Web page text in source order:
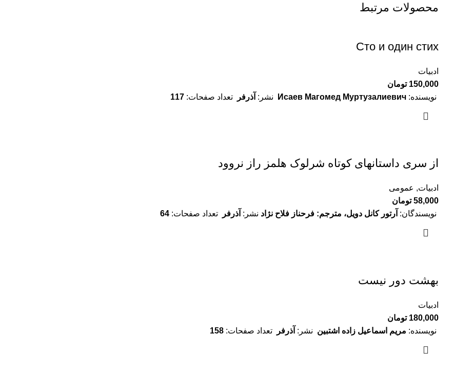
محصولات مرتبط
Сто и один стих
ادبیات
150,000 تومان
نویسنده: Исаев Магомед Муртузалиевич نشر: آذرفر تعداد صفحات: 117
از سری داستانهای کوتاه شرلوک هلمز راز نروود
ادبیات, عمومی
58,000 تومان
نویسندگان: آرتور کانل دویل، مترجم: فرحناز فلاح نژاد نشر: آذرفر تعداد صفحات:
بهشت دور نیست
ادبیات
180,000 تومان
نویسنده: مریم اسماعیل زاده اشتبین نشر: آذرفر تعداد صفحات: 158